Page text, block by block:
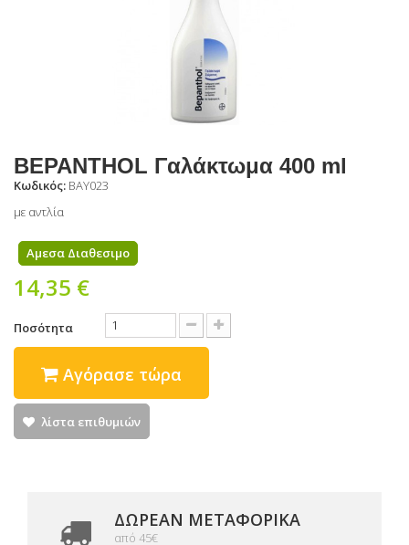
BEPANTHOL Γαλάκτωμα 400 ml
Κωδικός: BAY023
με αντλία
Αμεσα Διαθεσιμο
14,35 €
Ποσότητα
Αγόρασε τώρα
λίστα επιθυμιών
ΔΩΡΕΑΝ ΜΕΤΑΦΟΡΙΚΆ
από 45€